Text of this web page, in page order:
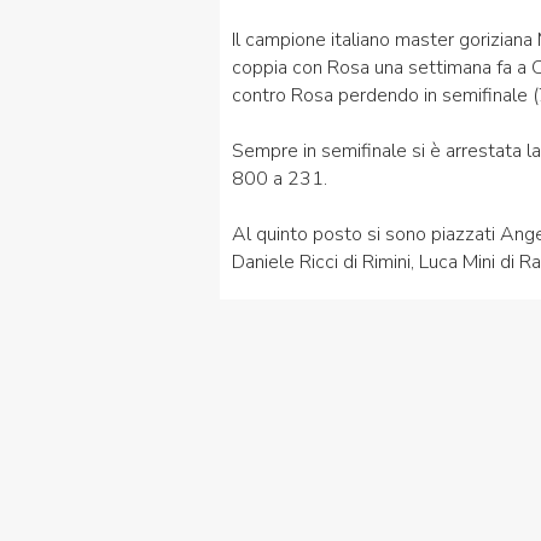
Il campione italiano master
coppia con Rosa una settimana fa a
contro Rosa perdendo in
Sempre in semifinale si è arrestata
800 a 231.
Al quinto posto si sono piazzati
Daniele Ricci di Rimini, Luca Mini di